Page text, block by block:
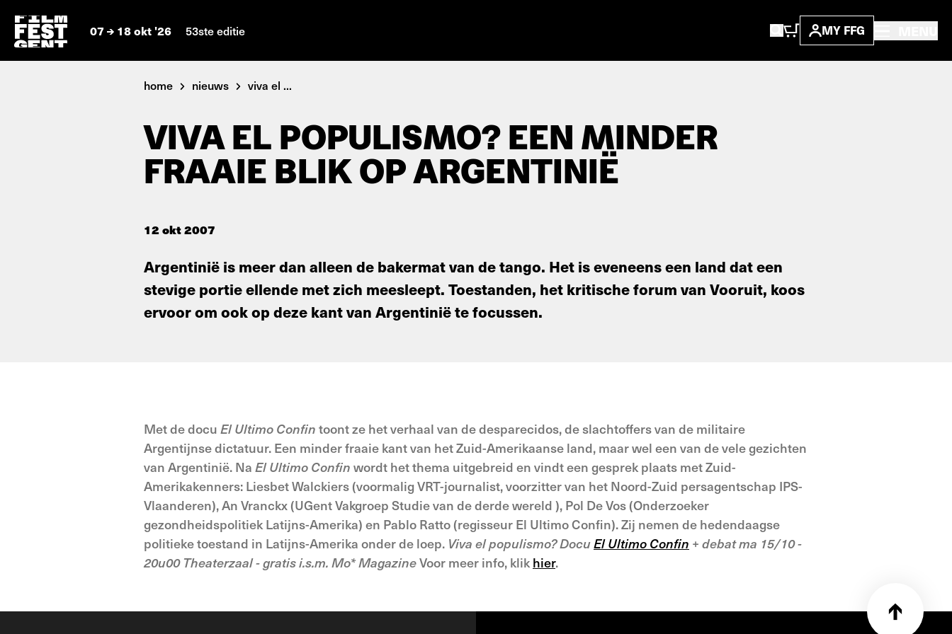
07 18 okt '26 53ste editie MY FFG
home nieuws viva el ...
VIVA EL POPULISMO? EEN MINDER
FRAAIE BLIK OP ARGENTINIË
12 okt 2007
Argentinië is meer dan alleen de bakermat van de tango. Het is eveneens een land dat een
stevige portie ellende met zich meesleept. Toestanden, het kritische forum van Vooruit, koos
ervoor om ook op deze kant van Argentinië te focussen.
Met de docu El Ultimo Confin toont ze het verhaal van de desparecidos, de slachtoffers van de militaire
Argentijnse dictatuur. Een minder fraaie kant van het Zuid-Amerikaanse land, maar wel een van de vele gezichten
van Argentinië. Na El Ultimo Confin wordt het thema uitgebreid en vindt een gesprek plaats met Zuid-
Amerikakenners: Liesbet Walckiers (voormalig VRT-journalist, voorzitter van het Noord-Zuid persagentschap IPS-
Vlaanderen), An Vranckx (UGent Vakgroep Studie van de derde wereld ), Pol De Vos (Onderzoeker
gezondheidspolitiek Latijns-Amerika) en Pablo Ratto (regisseur El Ultimo Confin). Zij nemen de hedendaagse
politieke toestand in Latijns-Amerika onder de loep. Viva el populismo? DocuEl Ultimo Confin + debat ma 15/10 -
20u00 Theaterzaal - gratis i.s.m. Mo* MagazineVoor meer info, klikhier.